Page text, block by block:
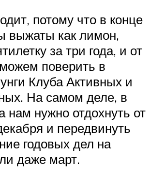
потому что в конце
выжаты как лимон,
за три года, и от
поверить в
Клуба Активных и
На самом деле, в
нам нужно отдохнуть от
и передвинуть
годовых дел на
даже март.